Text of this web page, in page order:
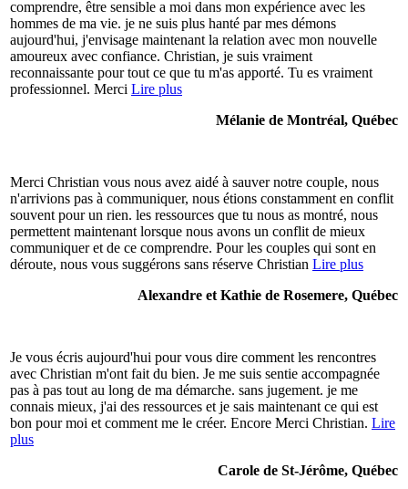
comprendre, être sensible a moi dans mon expérience avec les
hommes de ma vie. je ne suis plus hanté par mes démons
aujourd'hui, j'envisage maintenant la relation avec mon nouvelle
amoureux avec confiance. Christian, je suis vraiment
reconnaissante pour tout ce que tu m'as apporté. Tu es vraiment
professionnel. Merci Lire plus
Mélanie de Montréal, Québec
Merci Christian vous nous avez aidé à sauver notre couple, nous
n'arrivions pas à communiquer, nous étions constamment en conflit
souvent pour un rien. les ressources que tu nous as montré, nous
permettent maintenant lorsque nous avons un conflit de mieux
communiquer et de ce comprendre. Pour les couples qui sont en
déroute, nous vous suggérons sans réserve Christian Lire plus
Alexandre et Kathie de Rosemere, Québec
Je vous écris aujourd'hui pour vous dire comment les rencontres
avec Christian m'ont fait du bien. Je me suis sentie accompagnée
pas à pas tout au long de ma démarche. sans jugement. je me
connais mieux, j'ai des ressources et je sais maintenant ce qui est
bon pour moi et comment me le créer. Encore Merci Christian. Lire
plus
Carole de St-Jérôme, Québec